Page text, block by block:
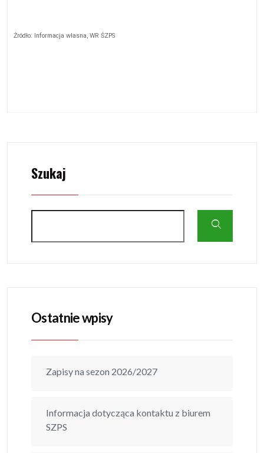
Źródło: Informacja własna, WR ŚZPS
Szukaj
Ostatnie wpisy
Zapisy na sezon 2026/2027
Informacja dotycząca kontaktu z biurem
SZPS